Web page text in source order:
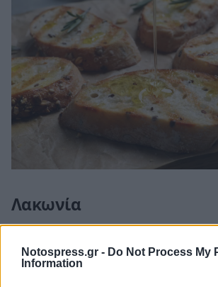
Notospress.gr - Do Not Process My
Information
Λακωνία
Το λάδι «Λακωνία» περιέχει
κουτσουρελιά, αθηνολιά και